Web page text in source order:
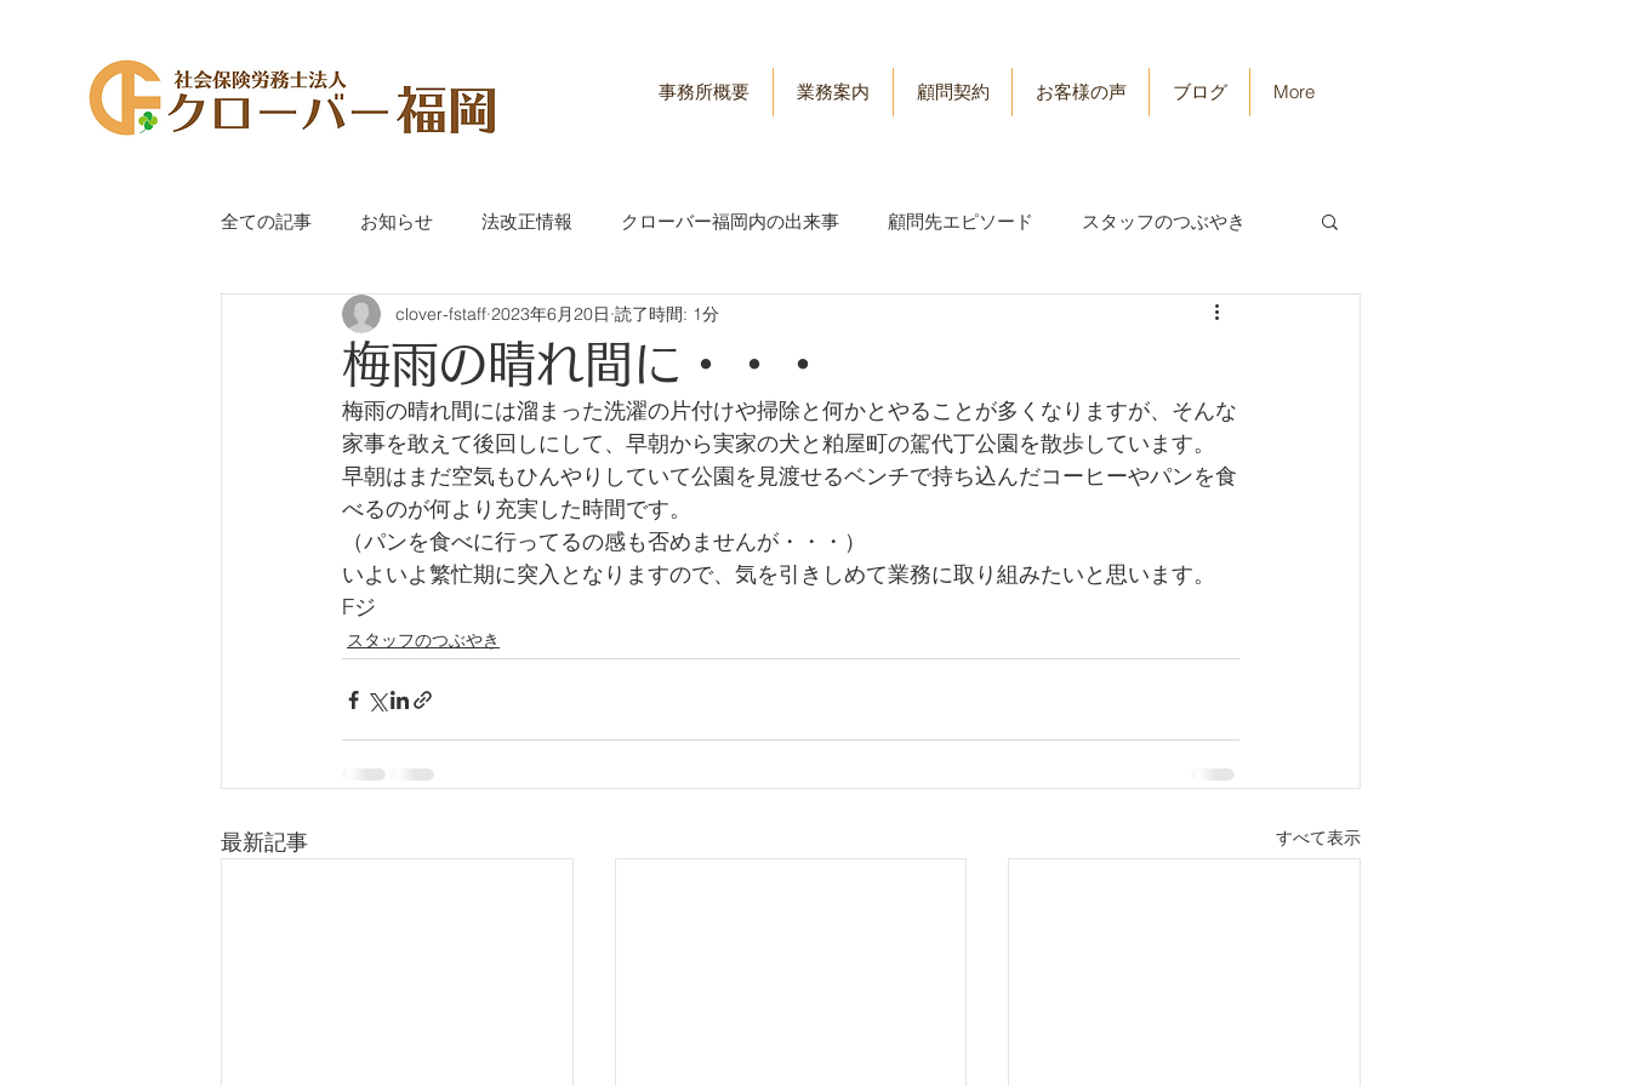
事務所概要 業務案内 顧問契約 お客様の声 ブログ More
全ての記事 お知らせ 法改正情報 クローバー福岡内の出来事 顧問先エピソード スタッフのつぶやき
代表萩尾のつぶやき 手続き情報 労務管理情報
梅雨の晴れ間に・・・
clover-fstaff 2023年6月20日 読了時間: 1分
梅雨の晴れ間には溜まった洗濯の片付けや掃除と何かとやることが多くなりますが、そんな
家事を敢えて後回しにして、早朝から実家の犬と粕屋町の駕代丁公園を散歩しています。
早朝はまだ空気もひんやりしていて公園を見渡せるベンチで持ち込んだコーヒーやパンを食
べるのが何より充実した時間です。
（パンを食べに行ってるの感も否めませんが・・・）
いよいよ繁忙期に突入となりますので、気を引きしめて業務に取り組みたいと思います。
Fジ
スタッフのつぶやき
最新記事 すべて表示